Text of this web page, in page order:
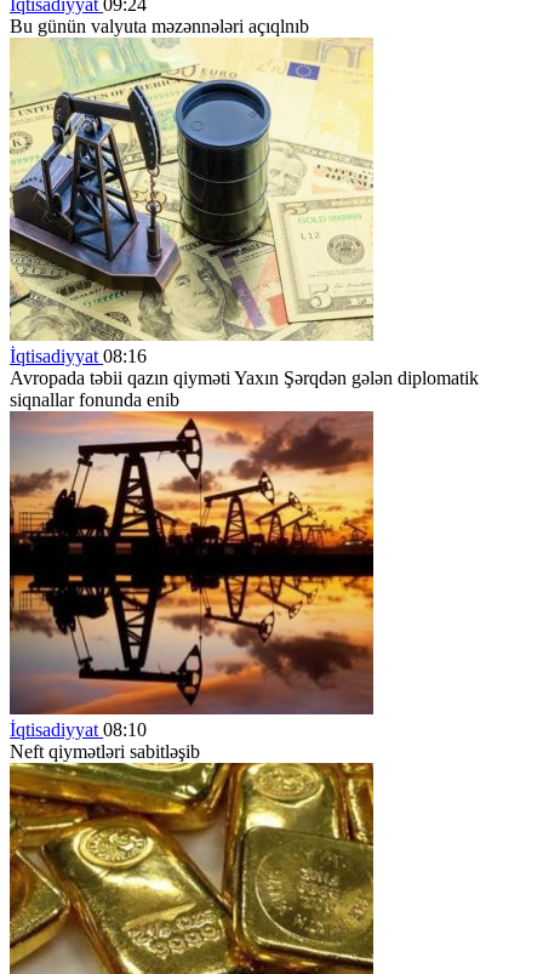
Bu günün valyuta məzənnələri açıqlnıb
İqtisadiyyat 08:16
Avropada təbii qazın qiyməti Yaxın Şərqdən gələn diplomatik
siqnallar fonunda enib
İqtisadiyyat 08:10
Neft qiymətləri sabitləşib